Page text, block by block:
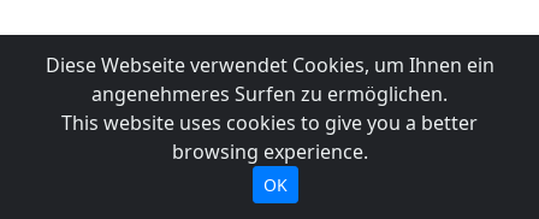
Diese Webseite verwendet Cookies, um Ihnen ein
angenehmeres Surfen zu ermöglichen.
This website uses cookies to give you a better
browsing experience.
OK